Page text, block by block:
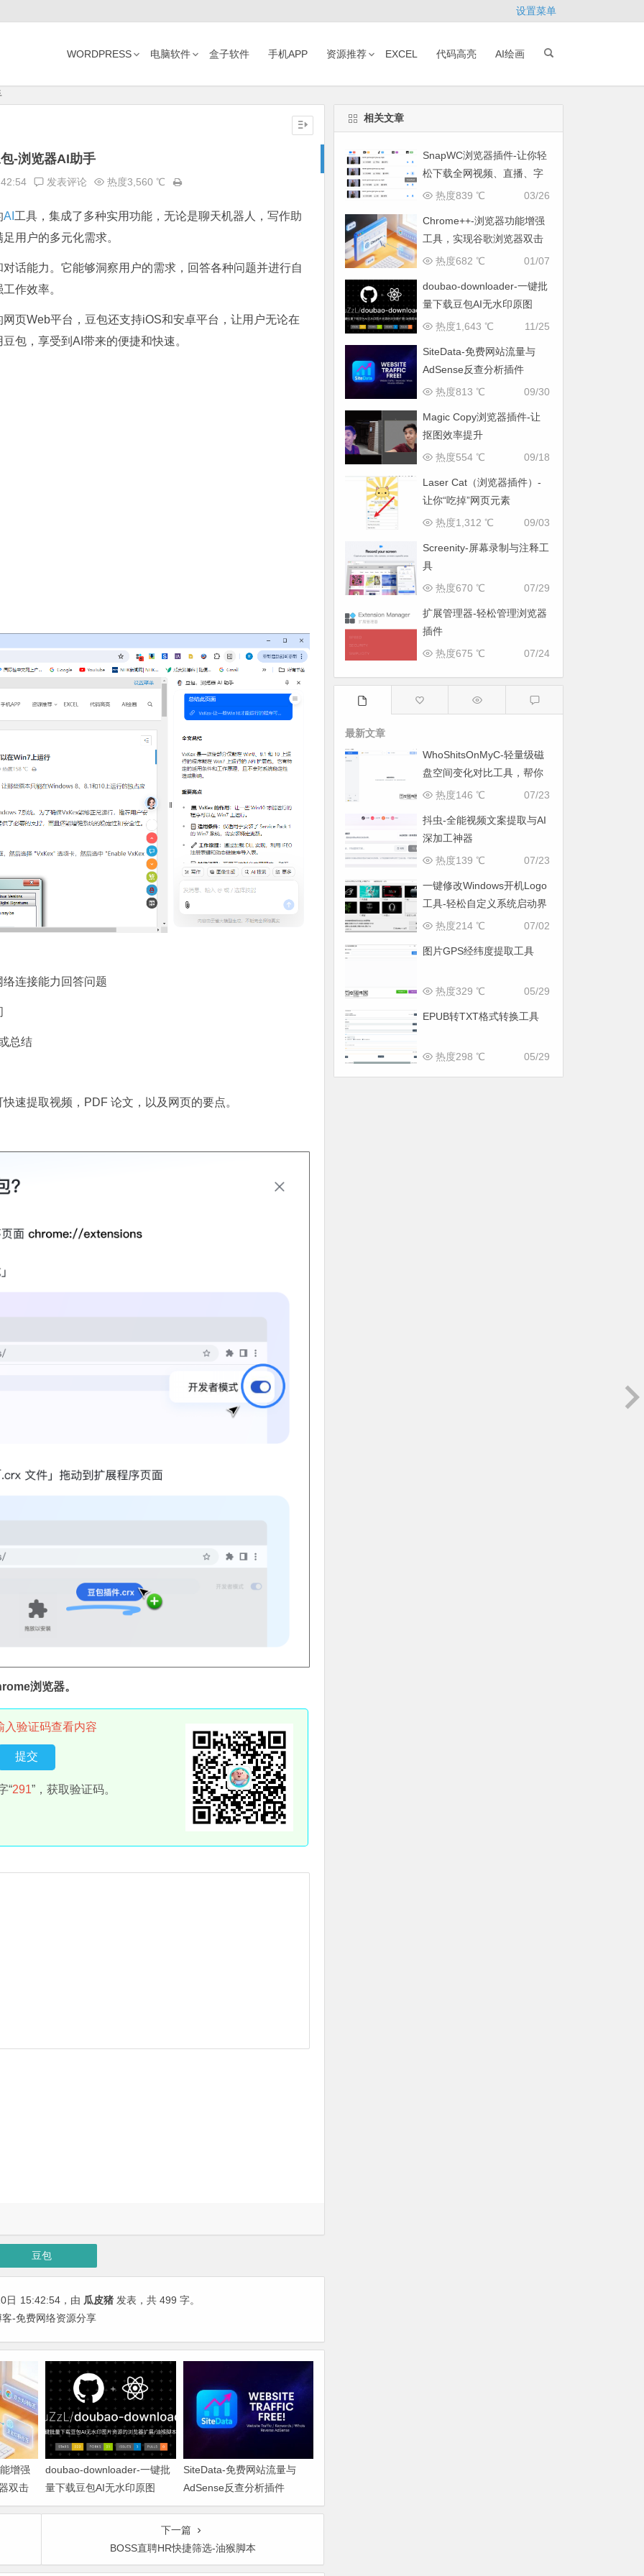
设置菜单
WORDPRESS 电脑软件 盒子软件 手机APP 资源推荐 EXCEL 代码高亮 AI绘画
-浏览器AI助手
发表评论 热度3,560 ℃
AI 工具，集成了多种实用功能，无论是聊天机器人，写作助
用户的多元化需求。
话能力。它能够洞察用户的需求，回答各种问题并进行自
作效率。
页Web平台，豆包还支持iOS和安卓平台，让用户无论在
包，享受到AI带来的便捷和快速。
连接能力回答问题
总结
速提取视频，PDF 论文，以及网页的要点。
浏览器。
入验证码查看内容
“291”，获取验证码。
豆包
日 15:42:54 ，由 瓜皮猪 发表，共 499 字。
-免费网络资源分享
增强
双击
doubao-downloader-一键批
量下载豆包AI无水印原图
SiteData-免费网站流量与
AdSense反查分析插件
下一篇
BOSS直聘HR快捷筛选-油猴脚本
相关文章
SnapWC浏览器插件-让你轻
松下载全网视频、直播、字
幕与图片
03/26
热度839 ℃
Chrome++-浏览器功能增强
工具，实现谷歌浏览器双击
关闭标签页
01/07
热度682 ℃
doubao-downloader-一键批
量下载豆包AI无水印原图
11/25
热度1,643 ℃
SiteData-免费网站流量与
AdSense反查分析插件
09/30
热度813 ℃
Magic Copy浏览器插件-让
抠图效率提升
09/18
热度554 ℃
Laser Cat（浏览器插件）-
让你“吃掉”网页元素
09/03
热度1,312 ℃
Screenity-屏幕录制与注释工
具
07/29
热度670 ℃
扩展管理器-轻松管理浏览器
插件
07/24
热度675 ℃
最新文章
WhoShitsOnMyC-轻量级磁
盘空间变化对比工具，帮你
找出“吃掉”空间的罪魁祸首
07/23
热度146 ℃
抖虫-全能视频文案提取与AI
深加工神器
07/23
热度139 ℃
一键修改Windows开机Logo
工具-轻松自定义系统启动界
面
07/02
热度214 ℃
图片GPS经纬度提取工具
05/29
热度329 ℃
EPUB转TXT格式转换工具
05/29
热度298 ℃